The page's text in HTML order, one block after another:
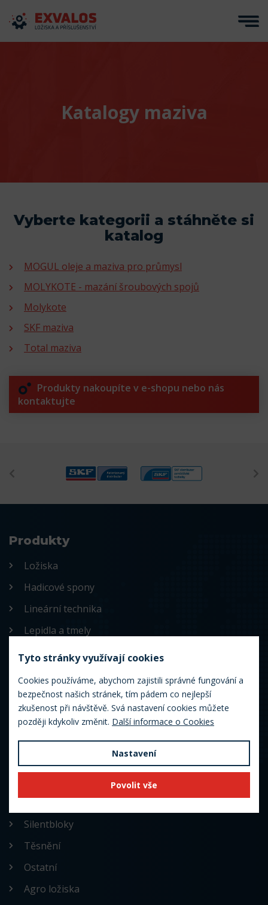
Katalogy maziva
Vyberte kategorii a stáhněte si
katalog
MOGUL oleje a maziva pro průmysl
MOLYKOTE - mazání šroubových spojů
Molykote
SKF maziva
Total maziva
Produkty nakoupíte v e-shopu nebo nás
kontaktujte
Produkty
Ložiska
Hadicové spony
Lineární technika
Lepidla a tmely
Maziva
Nářadí
Řemeny
Trapézové šrouby a matice
Řetězy a řetězová kola
Silentbloky
Těsnění
Ostatní
Agro ložiska
Tyto stránky využívají cookies
Cookies používáme, abychom zajistili správné fungování a
bezpečnost našich stránek, tím pádem co nejlepší
zkušenost při návštěvě. Svá nastavení cookies můžete
později kdykoliv změnit. Další informace o Cookies
Nastavení
Povolit vše